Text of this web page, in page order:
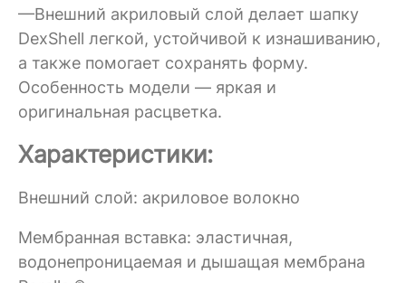
—Внешний акриловый слой делает шапку
DexShell легкой, устойчивой к изнашиванию,
а также помогает сохранять форму.
Особенность модели — яркая и
оригинальная расцветка.
Характеристики:
Внешний слой: акриловое волокно
Мембранная вставка: эластичная,
водонепроницаемая и дышащая мембрана